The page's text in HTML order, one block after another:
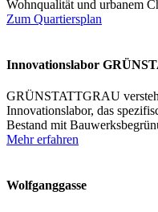
Wohnqualität und urbanem
Zum Quartiersplan
Innovationslabor
GRÜNSTATTGRAU
Innovationslabor, das
Bestand mit
Mehr erfahren
Wolfganggasse